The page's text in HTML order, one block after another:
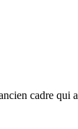
cadre qui